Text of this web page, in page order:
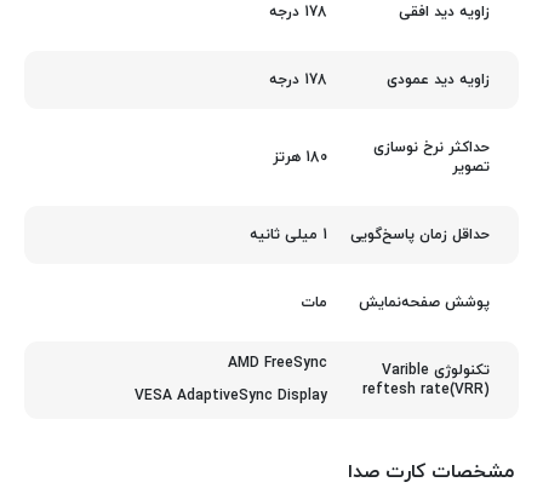
زاویه دید افقی 178 درجه
زاویه دید عمودی 178 درجه
حداکثر نرخ نوسازی
تصویر
180 هرتز
حداقل زمان پاسخ‌گویی 1 میلی ثانیه
پوشش صفحه‌نمایش مات
تکنولوژی Varible
reftesh rate(VRR)
AMD FreeSync
VESA AdaptiveSync Display
مشخصات کارت صدا